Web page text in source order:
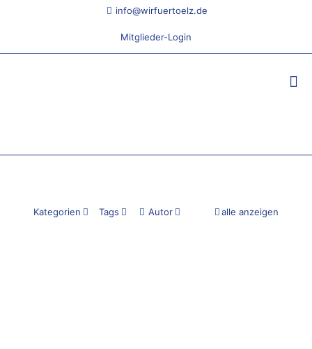
info@wirfuertoelz.de
Mitglieder-Login
Kategorien Tags Autor alle anzeigen